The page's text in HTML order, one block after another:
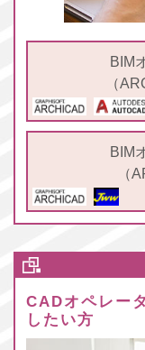
BIM
（
BIM
（
CADオペレー
したい方